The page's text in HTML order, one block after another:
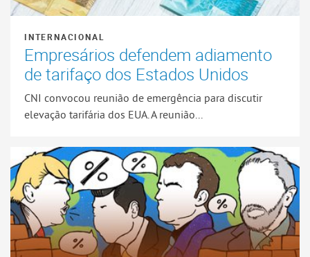
INTERNACIONAL
Empresários defendem adiamento
de tarifaço dos Estados Unidos
CNI convocou reunião de emergência para discutir
elevação tarifária dos EUA. A reunião...